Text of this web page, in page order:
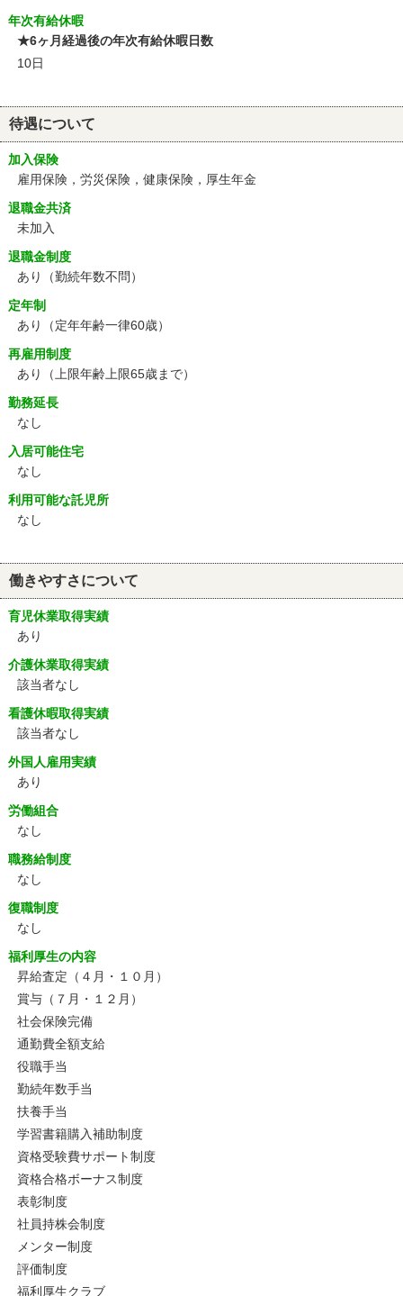
年次有給休暇
★6ヶ月経過後の年次有給休暇日数
10日
待遇について
加入保険
雇用保険，労災保険，健康保険，厚生年金
退職金共済
未加入
退職金制度
あり（勤続年数不問）
定年制
あり
（定年年齢一律60歳）
再雇用制度
あり
（上限年齢上限65歳まで）
勤務延長
なし
入居可能住宅
なし
利用可能な託児所
なし
働きやすさについて
育児休業取得実績
あり
介護休業取得実績
該当者なし
看護休暇取得実績
該当者なし
外国人雇用実績
あり
労働組合
なし
職務給制度
なし
復職制度
なし
福利厚生の内容
昇給査定（４月・１０月）
賞与（７月・１２月）
社会保険完備
通勤費全額支給
役職手当
勤続年数手当
扶養手当
学習書籍購入補助制度
資格受験費サポート制度
資格合格ボーナス制度
表彰制度
社員持株会制度
メンター制度
評価制度
福利厚生クラブ